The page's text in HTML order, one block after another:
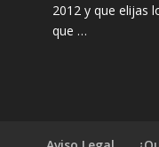
2012 y que elijas
que …